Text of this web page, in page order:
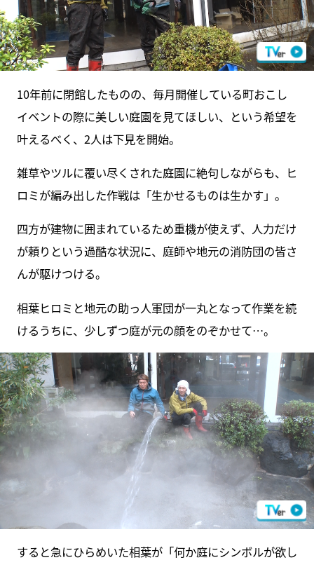
10年前に閉館したものの、毎月開催している町おこし
イベントの際に美しい庭園を見てほしい、という希望を
叶えるべく、2人は下見を開始。
雑草やツルに覆い尽くされた庭園に絶句しながらも、ヒ
ロミが編み出した作戦は「生かせるものは生かす」。
四方が建物に囲まれているため重機が使えず、人力だけ
が頼りという過酷な状況に、庭師や地元の消防団の皆さ
んが駆けつける。
相葉ヒロミと地元の助っ人軍団が一丸となって作業を続
けるうちに、少しずつ庭が元の顔をのぞかせて…。
すると急にひらめいた相葉が「何か庭にシンボルが欲し